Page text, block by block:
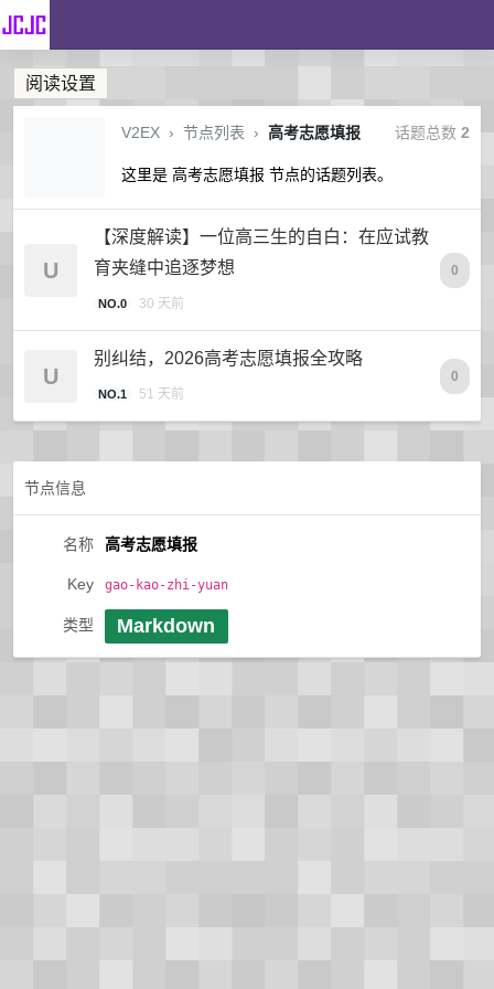
阅读设置
话题总数 2
V2EX › 节点列表 › 高考志愿填报
这里是 高考志愿填报 节点的话题列表。
U
【深度解读】一位高三生的自白：在应试教
育夹缝中追逐梦想
NO.0 30 天前
0
U
别纠结，2026高考志愿填报全攻略
NO.1 51 天前
0
节点信息
名称 高考志愿填报
Key gao-kao-zhi-yuan
类型 Markdown